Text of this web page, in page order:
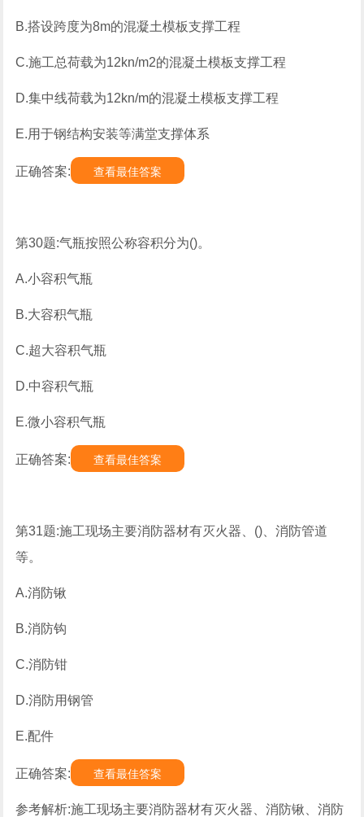
B.搭设跨度为8m的混凝土模板支撑工程
C.施工总荷载为12kn/m2的混凝土模板支撑工程
D.集中线荷载为12kn/m的混凝土模板支撑工程
E.用于钢结构安装等满堂支撑体系
正确答案: 查看最佳答案
第30题:气瓶按照公称容积分为()。
A.小容积气瓶
B.大容积气瓶
C.超大容积气瓶
D.中容积气瓶
E.微小容积气瓶
正确答案: 查看最佳答案
第31题:施工现场主要消防器材有灭火器、()、消防管道
等。
A.消防锹
B.消防钩
C.消防钳
D.消防用钢管
E.配件
正确答案: 查看最佳答案
参考解析:施工现场主要消防器材有灭火器、消防锹、消防